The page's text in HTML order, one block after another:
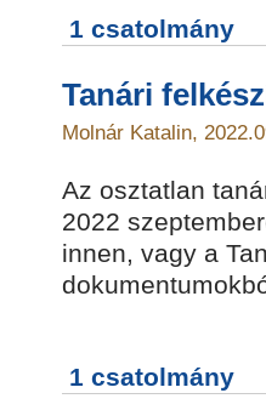
1 csatolmány
Tanári
Molnár Katalin,
Az osztatlan
2022
innen, vagy a
1 csatolmány